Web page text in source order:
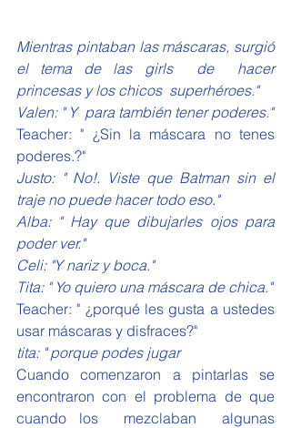
Mientras pintaban las máscaras, surgió
el tema de las girls  de  hacer
princesas y los chicos  superhéroes."
Valen: " Y  para también tener poderes."
Teacher: " ¿Sin la máscara no tenes
poderes.?"
Justo: " No!. Viste que Batman sin el
traje no puede hacer todo eso."
Alba: " Hay que dibujarles ojos para
poder ver."
Celi: "Y nariz y boca."
Tita: " Yo quiero una máscara de chica."
Teacher: " ¿porqué les gusta a ustedes
usar máscaras y disfraces?"
tita: " porque podes jugar
Cuando comenzaron a pintarlas se
encontraron con el problema de que
cuando los  mezclaban  algunas